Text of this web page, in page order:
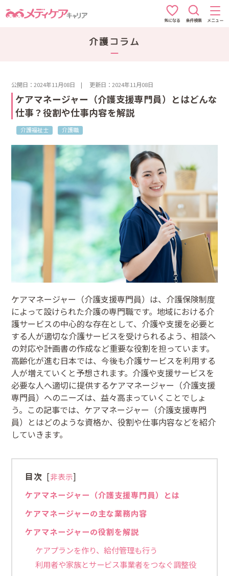
気になる 条件検索 メニュー
介護コラム
公開日：2024年11月08日 |更新日：2024年11月08日
ケアマネージャー（介護支援専門員）とはどんな
仕事？役割や仕事内容を解説
介護福祉士 介護職
ケアマネージャー（介護支援専門員）は、介護保険制度
によって設けられた介護の専門職です。地域における介
護サービスの中心的な存在として、介護や支援を必要と
する人が適切な介護サービスを受けられるよう、相談へ
の対応や計画書の作成など重要な役割を担っています。
高齢化が進む日本では、今後も介護サービスを利用する
人が増えていくと予想されます。介護や支援サービスを
必要な人へ適切に提供するケアマネージャー（介護支援
専門員）へのニーズは、益々高まっていくことでしょ
う。この記事では、ケアマネージャー（介護支援専門
員）とはどのような資格か、役割や仕事内容などを紹介
していきます。
目次 [非表示]
ケアマネージャー（介護支援専門員）とは
ケアマネージャーの主な業務内容
ケアマネージャーの役割を解説
ケアプランを作り、給付管理も行う
利用者や家族とサービス事業者をつなぐ調整役